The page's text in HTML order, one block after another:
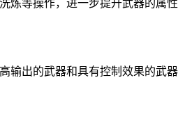
等操作，进一步提升武器的属性
出的武器和具有控制效果的武器